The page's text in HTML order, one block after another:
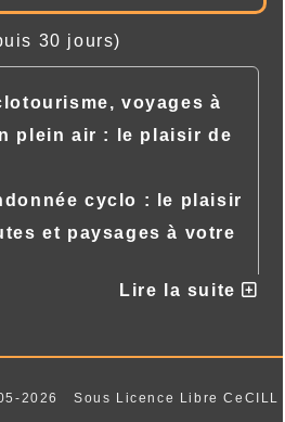
30 jours)
voyages à
plein air : le plaisir de
cyclo : le plaisir
et paysages à votre
cyclo : le plaisir
Lire la suite
2026 Sous Licence Libre CeCILL